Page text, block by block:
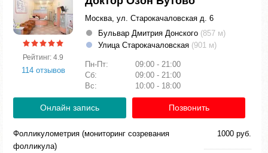
Рейтинг: 4.9
114 отзывов
Москва, ул. Старокачаловская д. 6
Бульвар Дмитрия Донского (857 м)
Улица Старокачаловская (901 м)
Пн-Пт:
09:00 - 21:00
Сб:
09:00 - 21:00
Вс:
10:00 - 18:00
Онлайн запись Позвонить
Фолликулометрия (мониторинг созревания
фолликула)
1000 руб.